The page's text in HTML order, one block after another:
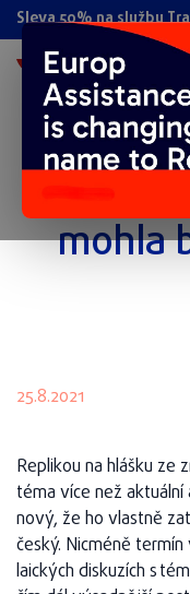
Sleva 50% na službu
Máte
mohla
25.8.2021
Replikou na hlášku ze
téma více než
nový, že ho vlastně
český. Nicméně
laických diskuzích s